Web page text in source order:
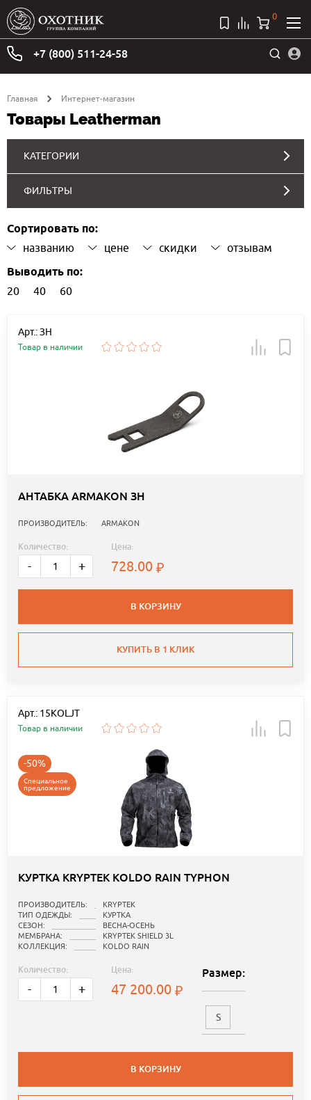
+7 (800) 511-24-58
0
Главная Интернет-магазин
Товары Leatherman
КАТЕГОРИИ
ФИЛЬТРЫ
Сортировать по:
названию цене скидки отзывам
Выводить по:
20 40 60
Арт.: ЗН
Товар в наличии
АНТАБКА ARMAKON ЗН
ПРОИЗВОДИТЕЛЬ: ARMAKON
Количество:
- +
Цена:
728.00
В КОРЗИНУ
КУПИТЬ В 1 КЛИК
Арт.: 15KOLJT
Товар в наличии
-50%
Специальное
предложение
КУРТКА KRYPTEK KOLDO RAIN TYPHON
ПРОИЗВОДИТЕЛЬ:
KRYPTEK
ТИП ОДЕЖДЫ:
КУРТКА
СЕЗОН:
ВЕСНА-ОСЕНЬ
МЕМБРАНА:
KRYPTEK SHIELD 3L
КОЛЛЕКЦИЯ:
KOLDO RAIN
Количество:
- +
Цена:
47 200.00
Размер:
S
В КОРЗИНУ